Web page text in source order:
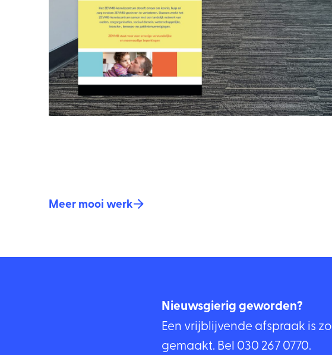
Meer mooi werk
Nieuwsgierig geworden?
Een vrijblijvende afspraak is zo
gemaakt. Bel 030 267 0770